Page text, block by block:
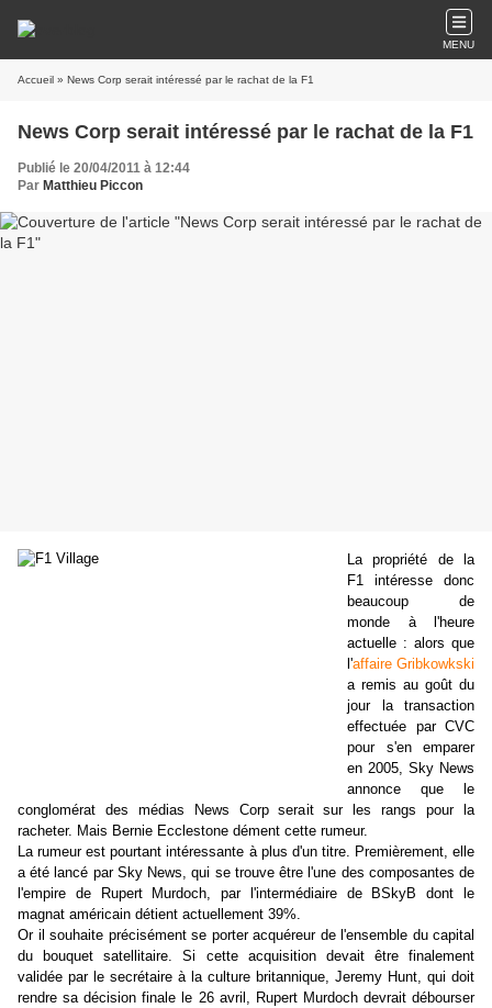
MENU
Accueil » News Corp serait intéressé par le rachat de la F1
News Corp serait intéressé par le rachat de la F1
Publié le 20/04/2011 à 12:44
Par Matthieu Piccon
La propriété de la
F1 intéresse donc
beaucoup de
monde à l'heure
actuelle : alors que
l'affaire Gribkowkski
a remis au goût du
jour la transaction
effectuée par CVC
pour s'en emparer
en 2005, Sky News
annonce que le
conglomérat des médias News Corp serait sur les rangs pour la
racheter. Mais Bernie Ecclestone dément cette rumeur.
La rumeur est pourtant intéressante à plus d'un titre. Premièrement, elle
a été lancé par Sky News, qui se trouve être l'une des composantes de
l'empire de Rupert Murdoch, par l'intermédiaire de BSkyB dont le
magnat américain détient actuellement 39%.
Or il souhaite précisément se porter acquéreur de l'ensemble du capital
du
bouquet satellitaire. Si cette acquisition devait être finalement
validée par le secrétaire à la culture britannique, Jeremy Hunt, qui doit
rendre sa décision finale le 26 avril, Rupert Murdoch devrait débourser